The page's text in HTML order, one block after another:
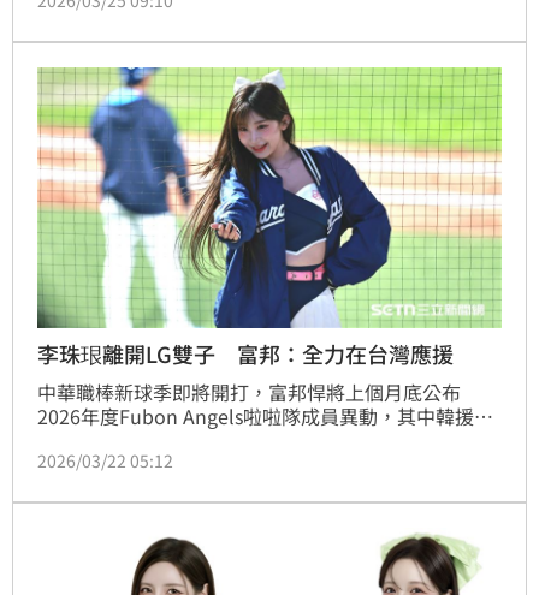
李珠珢離開LG雙子 富邦：全力在台灣應援
中華職棒新球季即將開打，富邦悍將上個月底公布
2026年度Fubon Angels啦啦隊成員異動，其中韓援三
外，今年還有重新回歸的李晧禎，以及來自韓國職棒起
子隊於昨（21）日公布新一季啦啦隊名單，李珠珢確定
不在名單裡，對此，富邦悍將證實，李珠珢今年將全力
留在台灣應援。
2026/03/22 05:12